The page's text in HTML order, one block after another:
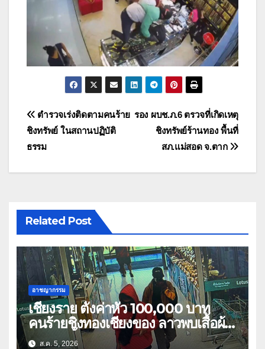
แนะแนว
เรื่อง
รอง ผบช.ภ.6 ตรวจที่เกิดเหตุ
ชิงทรัพย์ร้านทอง พื้นที่
สภ.แม่สอด จ.ตาก
ตำรวจเร่งติดตามคนร้าย
ชิงทรัพย์ ในสถานปฏิบัติ
ธรรม
Related Post
อาชญากรรม
เชียงราย ตั้งค่าหัว 100,000 บาท
คนร้ายชิงทองเชียงของ ลาวพบเสื้อผ้า
คนร้ายตั้งจุดตรวจตามเส้นทาง
ส.ค. 5, 2026